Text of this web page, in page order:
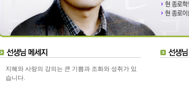
지혜와 사랑의 강의는 큰 기쁨과 조화와 성취가 있
습니다.